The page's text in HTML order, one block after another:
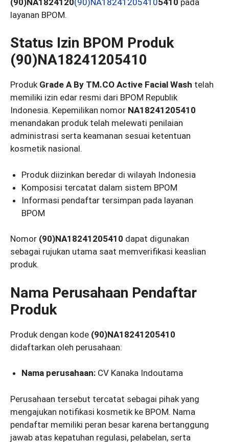
layanan BPOM.
Status Izin BPOM Produk
(90)NA18241205410
Produk Grade A By TM.CO Active Facial Wash telah
memiliki izin edar resmi dari BPOM Republik
Indonesia. Kepemilikan nomor NA18241205410
menandakan produk telah melewati penilaian
administrasi serta keamanan sesuai ketentuan
kosmetik nasional.
Produk diizinkan beredar di wilayah Indonesia
Komposisi tercatat dalam sistem BPOM
Informasi pendaftar tersimpan pada layanan
BPOM
Nomor (90)NA18241205410 dapat digunakan
sebagai rujukan utama saat memverifikasi keaslian
produk.
Nama Perusahaan Pendaftar
Produk
Produk dengan kode (90)NA18241205410
didaftarkan oleh perusahaan:
Nama perusahaan: CV Kanaka Indoutama
Perusahaan tersebut tercatat sebagai pihak yang
mengajukan notifikasi kosmetik ke BPOM. Nama
pendaftar memiliki peran besar karena bertanggung
jawab atas kepatuhan regulasi, pelabelan, serta